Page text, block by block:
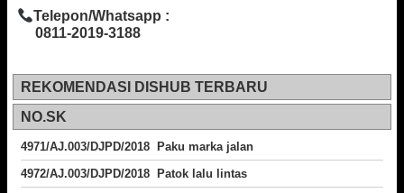
Telepon/Whatsapp :
0811-2019-3188
REKOMENDASI DISHUB TERBARU
NO.SK
4971/AJ.003/DJPD/2018 Paku marka jalan
4972/AJ.003/DJPD/2018 Patok lalu lintas